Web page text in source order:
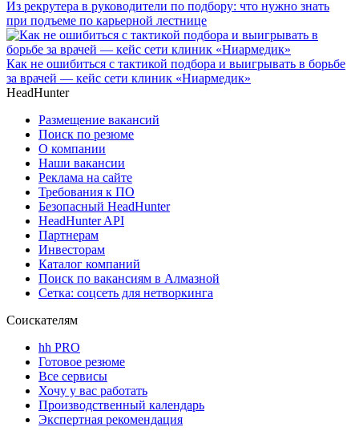
Из рекрутера в руководители по подбору: что нужно знать
при подъеме по карьерной лестнице
Как не ошибиться с тактикой подбора и выигрывать в борьбе
за врачей — кейс сети клиник «Ниармедик»
HeadHunter
Размещение вакансий
Поиск по резюме
О компании
Наши вакансии
Реклама на сайте
Требования к ПО
Безопасный HeadHunter
HeadHunter API
Партнерам
Инвесторам
Каталог компаний
Поиск по вакансиям в Алмазной
Сетка: соцсеть для нетворкинга
Соискателям
hh PRO
Готовое резюме
Все сервисы
Хочу у вас работать
Производственный календарь
Экспертная рекомендация